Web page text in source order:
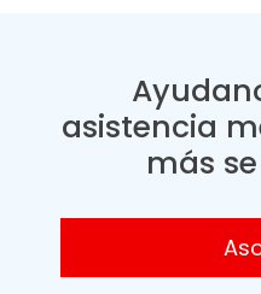
asistencia
más